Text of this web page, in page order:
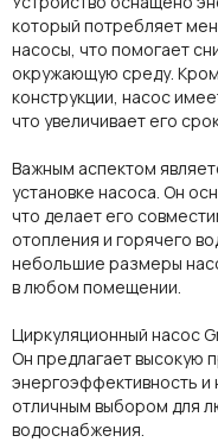
который потребляет
насосы, что помогает
окружающую среду.
конструкции, насос
что увеличивает его
Важным аспектом
установке насоса. Он
что делает его
отопления и горячего
небольшие размеры
в любом помещении.
Циркуляционный насос
Он предлагает высокую
энергоэффективность и
отличным выбором для
водоснабжения.